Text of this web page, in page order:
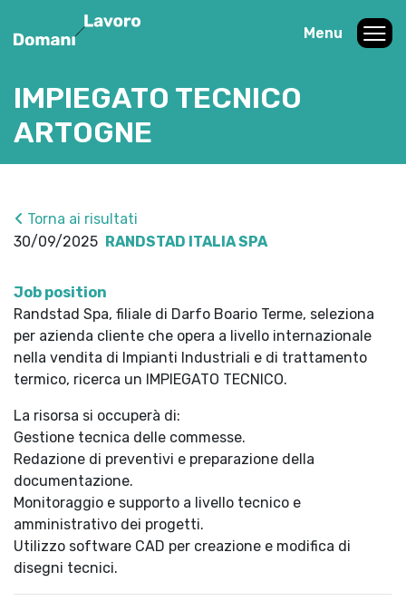
Menu
IMPIEGATO TECNICO
ARTOGNE
Torna ai risultati
30/09/2025 RANDSTAD ITALIA SPA
Job position
Randstad Spa, filiale di Darfo Boario Terme, seleziona
per azienda cliente che opera a livello internazionale
nella vendita di Impianti Industriali e di trattamento
termico, ricerca un IMPIEGATO TECNICO.
La risorsa si occuperà di:
Gestione tecnica delle commesse.
Redazione di preventivi e preparazione della
documentazione.
Monitoraggio e supporto a livello tecnico e
amministrativo dei progetti.
Utilizzo software CAD per creazione e modifica di
disegni tecnici.